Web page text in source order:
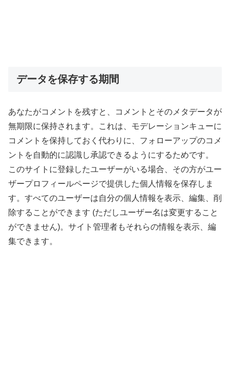
データを保存する期間
あなたがコメントを残すと、コメントとそのメタデータが
無期限に保持されます。これは、モデレーションキューに
コメントを保持しておく代わりに、フォローアップのコメ
ントを自動的に認識し承認できるようにするためです。
このサイトに登録したユーザーがいる場合、その方がユー
ザープロフィールページで提供した個人情報を保存しま
す。すべてのユーザーは自分の個人情報を表示、編集、削
除することができます (ただしユーザー名は変更すること
ができません)。サイト管理者もそれらの情報を表示、編
集できます。